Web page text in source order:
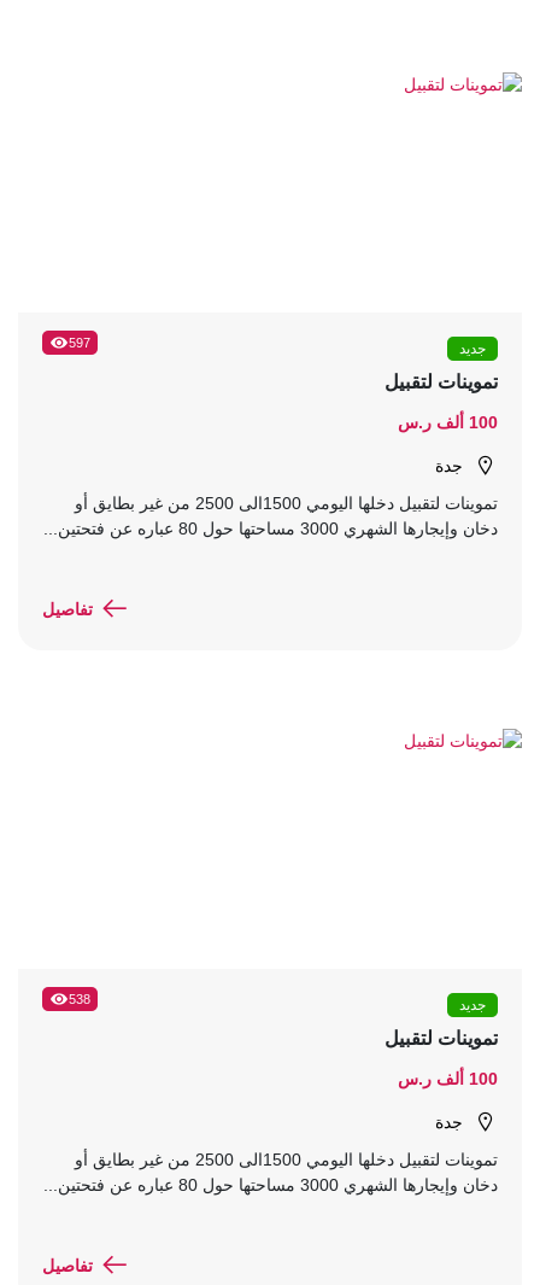
597 جديد
تموينات لتقبيل
100 ألف ر.س
جدة
تموينات لتقبيل دخلها اليومي 1500الى 2500 من غير بطايق أو
دخان وإيجارها الشهري 3000 مساحتها حول 80 عباره عن فتحتين...
تفاصيل
538 جديد
تموينات لتقبيل
100 ألف ر.س
جدة
تموينات لتقبيل دخلها اليومي 1500الى 2500 من غير بطايق أو
دخان وإيجارها الشهري 3000 مساحتها حول 80 عباره عن فتحتين...
تفاصيل